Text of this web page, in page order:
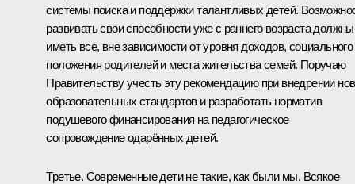
системы поиска и поддержки талантливых детей.
развивать свои способности уже с раннего возраста должны
иметь все, вне зависимости от уровня доходов, социального
положения родителей и места жительства семей. Поручаю
Правительству учесть эту рекомендацию при внедрении
образовательных стандартов и разработать норматив
подушевого финансирования на педагогическое
сопровождение одарённых детей.
Третье. Современные дети не такие, как были мы. Всякое